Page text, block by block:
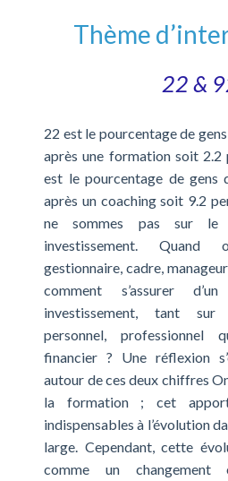
Thème
22 &
22 est le pourcentage de
après une formation soit 2.2
est le pourcentage de gens
après un coaching soit 9.2
ne sommes pas sur le
investissement.
gestionnaire, cadre,
comment s’assurer
investissement, tant sur
personnel, professionnel
financier ? Une réflexion
autour de ces deux chiffres
la formation ; cet apport
indispensables à l’évolution
large. Cependant, cette
comme un